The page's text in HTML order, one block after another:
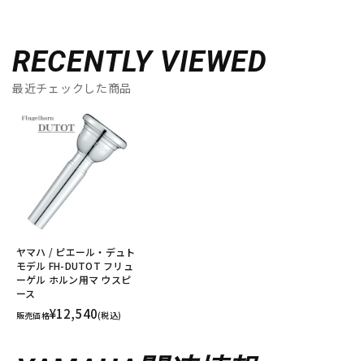
RECENTLY VIEWED
最近チェックした商品
ヤマハ / ピエール・デュト
モデル FH-DUTOT フリュ
ーゲル ホルン用マ ウスピ
ース
販売価格¥12,540(税込)